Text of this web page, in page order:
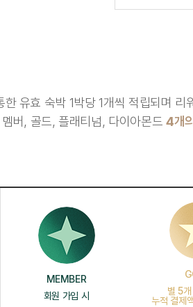
유효 숙박 1박당 1개씩 적립되며
버, 골드, 플래티넘, 다이아몬드 4개
MEMBER
회원 가입 시
별 5
누적 결제